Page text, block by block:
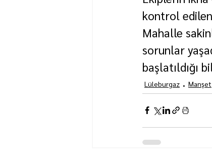
kontrol
Mahalle
sorunlar
başlatıldığı
Lüleburgaz Manşet